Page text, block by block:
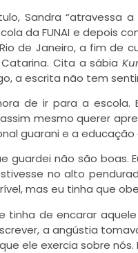
Sandra “atravessa
da FUNAI e depois
de Janeiro, a fim de
Cita a sábia
a escrita não tem
de ir para a escola.
mesmo querer
guarani e a educação
guardei não são
no alto
mas eu tinha que
tinha de encarar
a angústia
ele exercia sobre